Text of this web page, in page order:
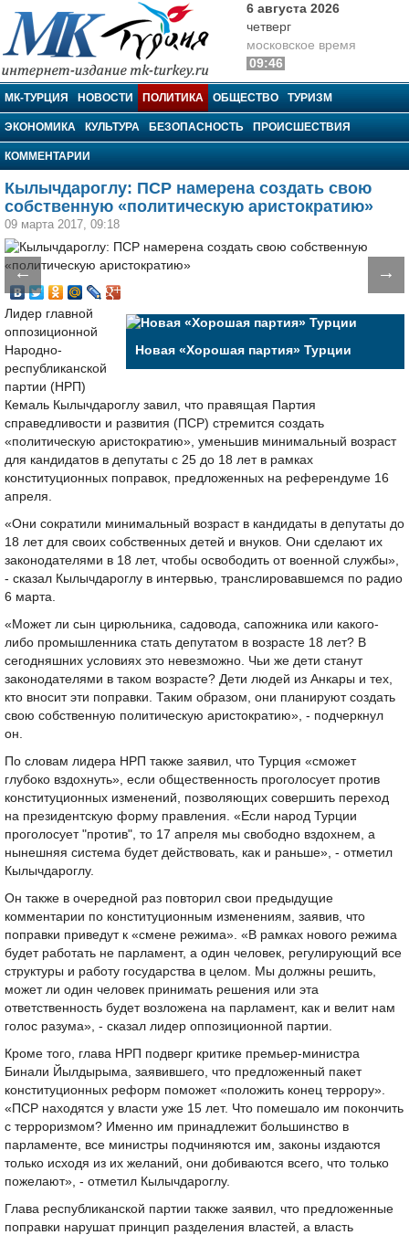
МК-Турция
6 августа 2026
четверг
московское время
09:46
МК-ТУРЦИЯ НОВОСТИ ПОЛИТИКА ОБЩЕСТВО ТУРИЗМ
ЭКОНОМИКА КУЛЬТУРА БЕЗОПАСНОСТЬ ПРОИСШЕСТВИЯ
КОММЕНТАРИИ
Кылычдароглу: ПСР намерена создать свою
собственную «политическую аристократию»
09 марта 2017, 09:18
← →
Новая «Хорошая партия» Турции
Лидер главной
оппозиционной
Народно-
республиканской
партии (НРП)
Кемаль Кылычдароглу завил, что правящая Партия
справедливости и развития (ПСР) стремится создать
«политическую аристократию», уменьшив минимальный возраст
для кандидатов в депутаты с 25 до 18 лет в рамках
конституционных поправок, предложенных на референдуме 16
апреля.
«Они сократили минимальный возраст в кандидаты в депутаты до
18 лет для своих собственных детей и внуков. Они сделают их
законодателями в 18 лет, чтобы освободить от военной службы»,
- сказал Кылычдароглу в интервью, транслировавшемся по радио
6 марта.
«Может ли сын цирюльника, садовода, сапожника или какого-
либо промышленника стать депутатом в возрасте 18 лет? В
сегодняшних условиях это невезможно. Чьи же дети станут
законодателями в таком возрасте? Дети людей из Анкары и тех,
кто вносит эти поправки. Таким образом, они планируют создать
свою собственную политическую аристократию», - подчеркнул
он.
По словам лидера НРП также заявил, что Турция «сможет
глубоко вздохнуть», если общественность проголосует против
конституционных изменений, позволяющих совершить переход
на президентскую форму правления. «Если народ Турции
проголосует "против", то 17 апреля мы свободно вздохнем, а
нынешняя система будет действовать, как и раньше», - отметил
Кылычдароглу.
Он также в очередной раз повторил свои предыдущие
комментарии по конституционным изменениям, заявив, что
поправки приведут к «смене режима». «В рамках нового режима
будет работать не парламент, а один человек, регулирующий все
структуры и работу государства в целом. Мы должны решить,
может ли один человек принимать решения или эта
ответственность будет возложена на парламент, как и велит нам
голос разума», - сказал лидер оппозиционной партии.
Кроме того, глава НРП подверг критике премьер-министра
Бинали Йылдырыма, заявившего, что предложенный пакет
конституционных реформ поможет «положить конец террору».
«ПСР находятся у власти уже 15 лет. Что помешало им покончить
с терроризмом? Именно им принадлежит большинство в
парламенте, все министры подчиняются им, законы издаются
только исходя из их желаний, они добиваются всего, что только
пожелают», - отметил Кылычдароглу.
Глава республиканской партии также заявил, что предложенные
поправки нарушат принцип разделения властей, а власть